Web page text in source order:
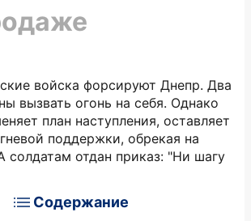
войска форсируют Днепр. Два
вызвать огонь на себя. Однако
план наступления, оставляет
поддержки, обрекая на
солдатам отдан приказ: "Ни шагу
Содержание